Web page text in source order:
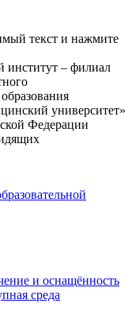
текст и нажмите
институт – филиал
университет»
Федерации
и оснащённость
среда